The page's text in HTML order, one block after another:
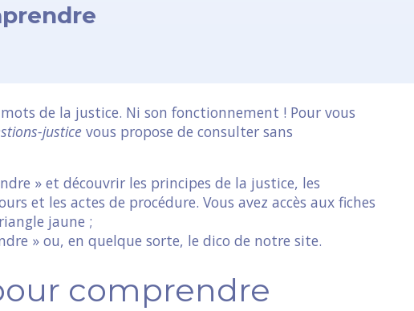
de la justice. Ni son fonctionnement ! Pour vous
justice vous propose de consulter sans
» et découvrir les principes de la justice, les
et les actes de procédure. Vous avez accès aux fiches
jaune ;
» ou, en quelque sorte, le dico de notre site.
comprendre